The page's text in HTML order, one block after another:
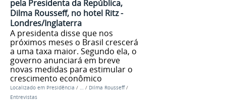
pela Presidenta da República,
Dilma Rousseff, no hotel Ritz -
Londres/Inglaterra
A presidenta disse que nos
próximos meses o Brasil crescerá
a uma taxa maior. Segundo ela, o
governo anunciará em breve
novas medidas para estimular o
crescimento econômico
Localizado em Presidência / … / Dilma Rousseff /
Entrevistas